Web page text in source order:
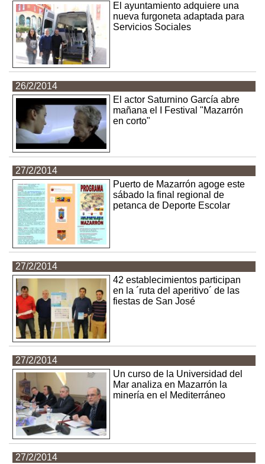
El ayuntamiento adquiere una
nueva furgoneta adaptada para
Servicios Sociales
26/2/2014
El actor Saturnino García abre
mañana el I Festival "Mazarrón
en corto"
27/2/2014
Puerto de Mazarrón agoge este
sábado la final regional de
petanca de Deporte Escolar
27/2/2014
42 establecimientos participan
en la ´ruta del aperitivo´ de las
fiestas de San José
27/2/2014
Un curso de la Universidad del
Mar analiza en Mazarrón la
minería en el Mediterráneo
27/2/2014